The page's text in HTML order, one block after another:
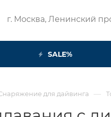
г. Москва, Ленинский
SALE%
для дайвинга —